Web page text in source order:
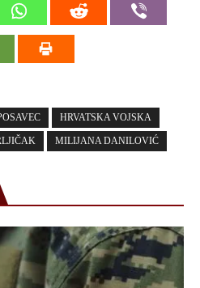
HRVATSKA VOJSKA
MILIJANA DANILOVIĆ